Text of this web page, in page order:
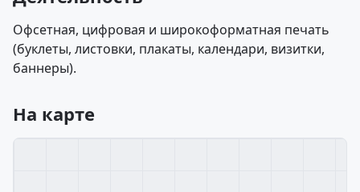
Офсетная, цифровая и широкоформатная печать
(буклеты, листовки, плакаты, календари, визитки,
баннеры).
На карте